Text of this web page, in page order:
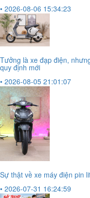
• 2026-08-06 15:34:23
Tưởng là xe đạp điện,
quy định mới
• 2026-08-05 21:01:07
Sự thật về xe máy điện pin
• 2026-07-31 16:24:59